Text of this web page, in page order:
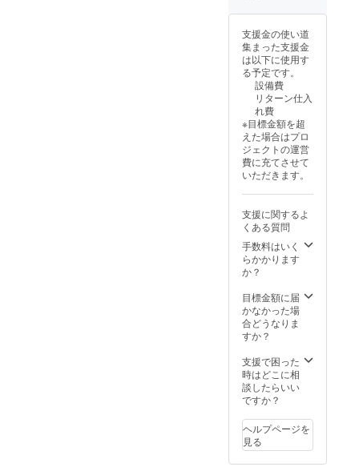
ト等も
検討し
ていく
予定で
す。 ・
オリジ
テッ
カー 商
品サイ
ズ：
50mm×
87mm
AFTER
SCHOO
L
BREWE
テッ
カーを
２種類
お送り
す。
オリジ
ナルス
テッ
カー 商
品サイ
ズ：
50mm×
80mm/
40mmx
87mm
AFTER
SCHOO
L
BREWE
RYのス
テッ
カーを
２種類
お送り
しま
満の者
による
飲酒は
れてい
ます。
20歳未
満の方
リター
ンを選
択でき
ませ
カーを
２種類
お送り
しま
す。
※20歳未
満の者
による
飲酒は
法令で
禁止さ
れてい
ます。
20歳未
満の方
リター
ンを選
択でき
ませ
頂く場
合もご
ざいま
す。 ※
他の方
と回し
飲み
や、権
利の譲
渡は出
来ませ
ん。必
ず本人
のご飲
酒に限
て頂き
ます。
※ 缶や
グラウ
お持ち
帰りは
割引対
す。 ※
ご退任
の場合
でもご
致せま
せんの
でご了
承くだ
す。 ※
生徒会
長とし
て品位
のある
飲み方
でお願
い致し
ます。
泥酔
され周
りのお
客様の
ご迷惑
となる
は、ご
退任頂
く場合
もござ
他の方
と回し
飲み
渡は出
来ませ
ん。必
ず本人
酒に限
らさせ
て頂き
ます。
整いた
す。 ・
場所：
東京都
世田谷
区池尻
2-4-5
ork
village
110 ・
支援者
様の交
通費や
費：支
援者様
の交通
費や滞
在費は
ご負担
くださ
い。 ・
支援者
連絡方
法：詳
細は
メール
しま
す。 内
容：1日
ビール
支援金の使い道
集まった支援金
は以下に使用す
る予定です。
設備費
リターン仕入
れ費
※目標金額を超
えた場合はプロ
ジェクトの運営
費に充てさせて
いただきます。
支援に関するよ
くある質問
手数料はいく
らかかります
か？
目標金額に届
かなかった場
合どうなりま
すか？
支援で困った
時はどこに相
談したらいい
ですか？
ヘルプページを
見る